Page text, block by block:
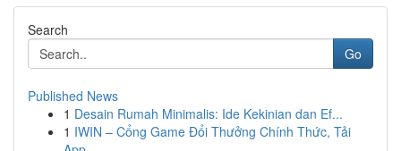
Search
Go
Published News
1 Desain Rumah Minimalis: Ide Kekinian dan Ef...
1 IWIN – Cổng Game Đổi Thưởng Chính Thức, Tải